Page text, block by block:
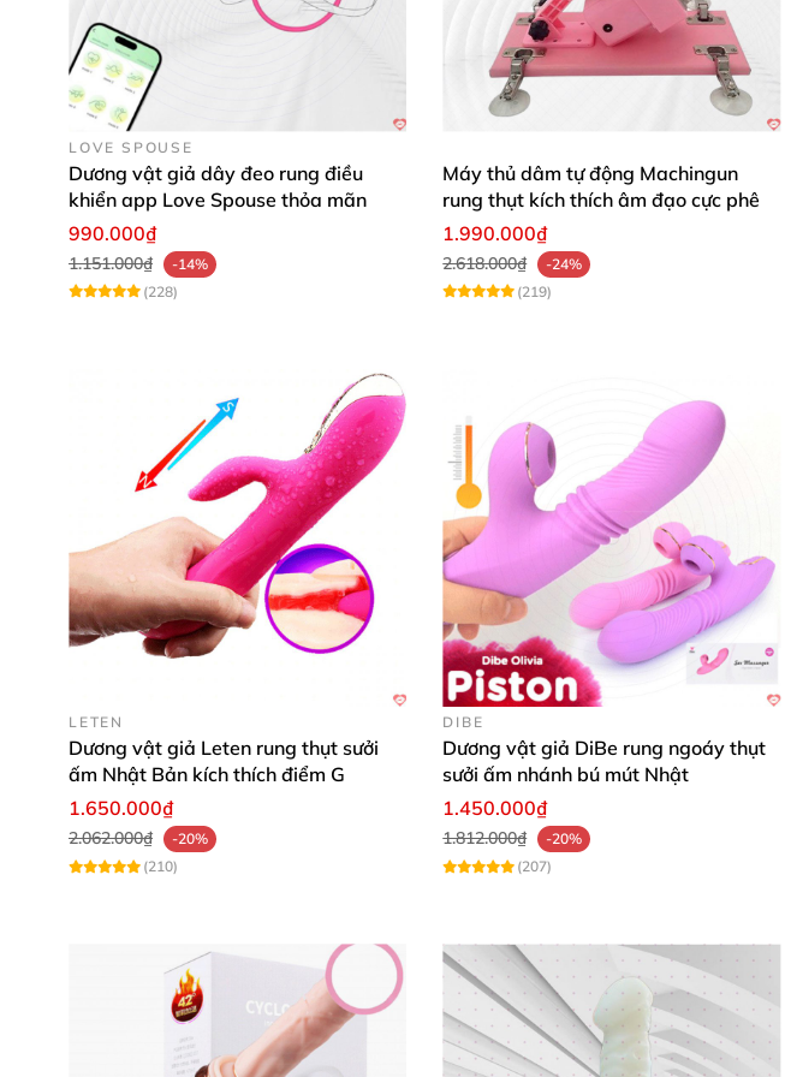
LOVE SPOUSE
Dương vật giả dây đeo rung điều
khiển app Love Spouse thỏa mãn
990.000₫
1.151.000₫
-14%
(228)
Máy thủ dâm tự động Machingun
rung thụt kích thích âm đạo cực phê
1.990.000₫
2.618.000₫
-24%
(219)
LETEN
Dương vật giả Leten rung thụt sưởi
ấm Nhật Bản kích thích điểm G
1.650.000₫
2.062.000₫
-20%
(210)
DIBE
Dương vật giả DiBe rung ngoáy thụt
sưởi ấm nhánh bú mút Nhật
1.450.000₫
1.812.000₫
-20%
(207)